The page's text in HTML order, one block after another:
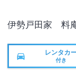
伊勢戸田家 料
レンタカ
付き